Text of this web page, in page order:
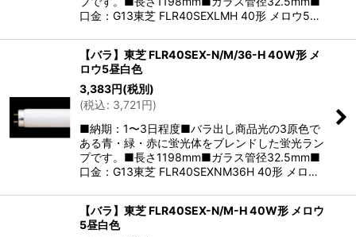
口金：G13東芝 FLR40SEXLMH 40形 メロウ5…
【バラ】東芝 FLR40SEX-N/M/36-H 40W形 メ
ロウ5昼白色
3,383円(税別)
(税込: 3,721円)
■納期：1〜3日程度■バラ出し商品光の3原色で
ある青・緑・赤に蛍光体をブレンドした蛍光ラン
プです。■長さ1198mm■ガラス管径32.5mm■
口金：G13東芝 FLR40SEXNM36H 40形 メロ…
【バラ】東芝 FLR40SEX-N/M-H 40W形 メロウ
5昼白色